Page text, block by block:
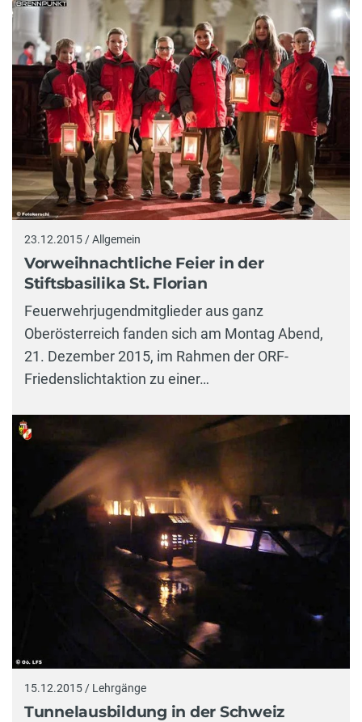
23.12.2015 / Allgemein
Vorweihnachtliche Feier in der
Stiftsbasilika St. Florian
Feuerwehrjugendmitglieder aus ganz
Oberösterreich fanden sich am Montag Abend,
21. Dezember 2015, im Rahmen der ORF-
Friedenslichtaktion zu einer…
15.12.2015 / Lehrgänge
Tunnelausbildung in der Schweiz